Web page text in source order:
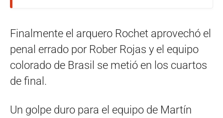
Finalmente el arquero Rochet aprovechó el
penal errado por Rober Rojas y el equipo
colorado de Brasil se metió en los cuartos
de final.
Un golpe duro para el equipo de Martín